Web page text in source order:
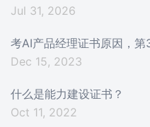
Jul 31, 2026
考AI产品经理证书原因，
Dec 15, 2023
什么是能力建设证书？
Oct 11, 2022